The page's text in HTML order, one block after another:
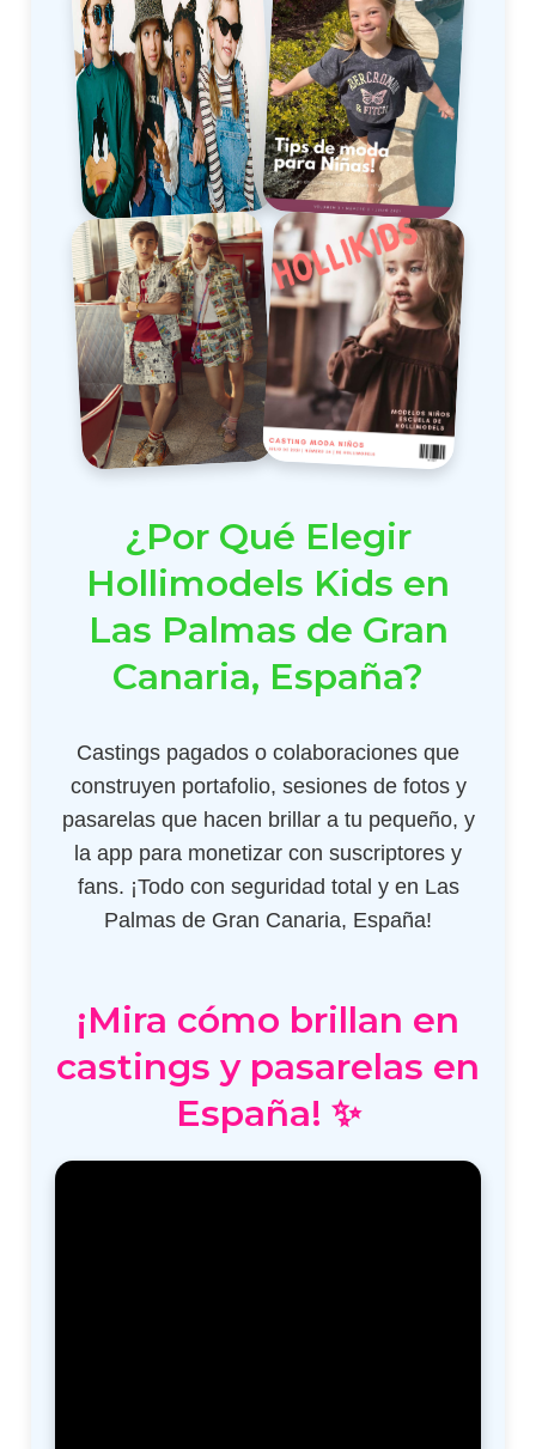
¿Por Qué Elegir
Hollimodels Kids en
Las Palmas de Gran
Canaria, España?
Castings pagados o colaboraciones que
construyen portafolio, sesiones de fotos y
pasarelas que hacen brillar a tu pequeño, y
la app para monetizar con suscriptores y
fans. ¡Todo con seguridad total y en Las
Palmas de Gran Canaria, España!
¡Mira cómo brillan en
castings y pasarelas en
España! ✨